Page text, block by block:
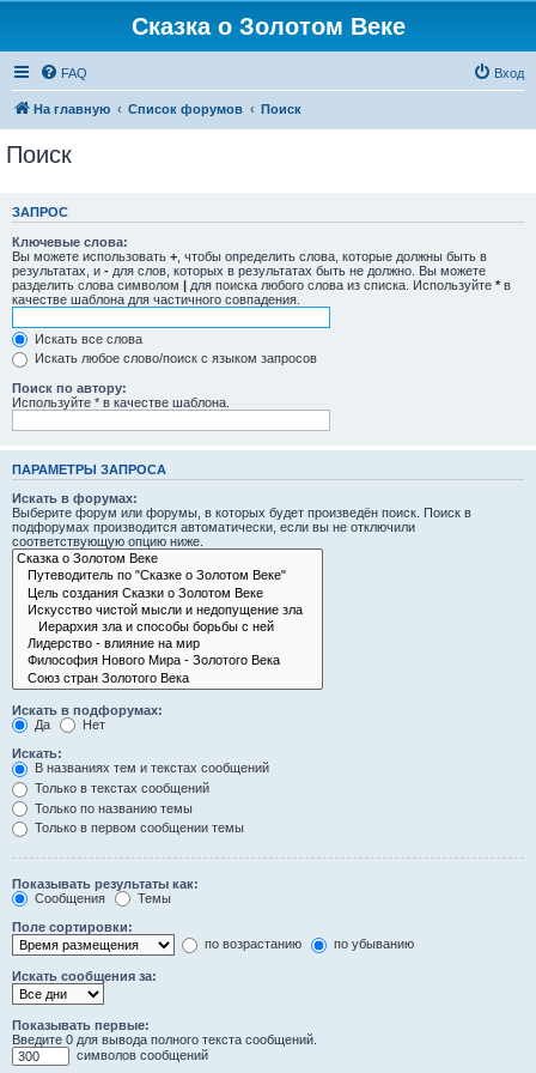
Сказка о Золотом Веке
FAQ Вход
На главную Список форумов Поиск
Поиск
ЗАПРОС
Ключевые слова:
Вы можете использовать + , чтобы определить слова, которые должны быть в
результатах, и - для слов, которых в результатах быть не должно. Вы можете
разделить слова символом | для поиска любого слова из списка. Используйте * в
качестве шаблона для частичного совпадения.
Искать все слова
Искать любое слово/поиск с языком запросов
Поиск по автору:
Используйте * в качестве шаблона.
ПАРАМЕТРЫ ЗАПРОСА
Искать в форумах:
Выберите форум или форумы, в которых будет произведён поиск. Поиск в
подфорумах производится автоматически, если вы не отключили
соответствующую опцию ниже.
Искать в подфорумах:
Да
Нет
Искать:
В названиях тем и текстах сообщений
Только в текстах сообщений
Только по названию темы
Только в первом сообщении темы
Показывать результаты как:
Сообщения
Темы
Поле сортировки:
по возрастанию
по убыванию
Искать сообщения за:
Показывать первые:
Введите 0 для вывода полного текста сообщений.
символов сообщений